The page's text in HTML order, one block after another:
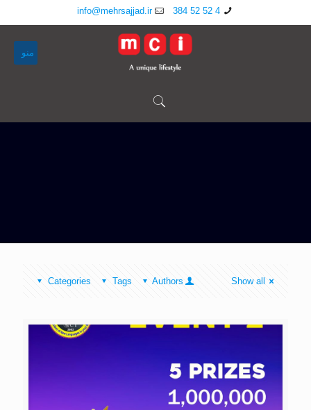
4 52 52 384
info@mehrsajjad.ir
منو
Categories Tags Authors Show all